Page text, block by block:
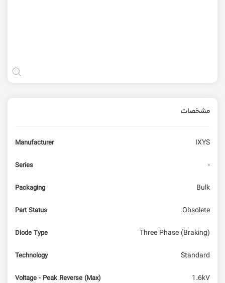
مشخصات
Manufacturer IXYS
Series -
Packaging Bulk
Part Status Obsolete
Diode Type Three Phase (Braking)
Technology Standard
Voltage - Peak Reverse (Max) 1.6kV